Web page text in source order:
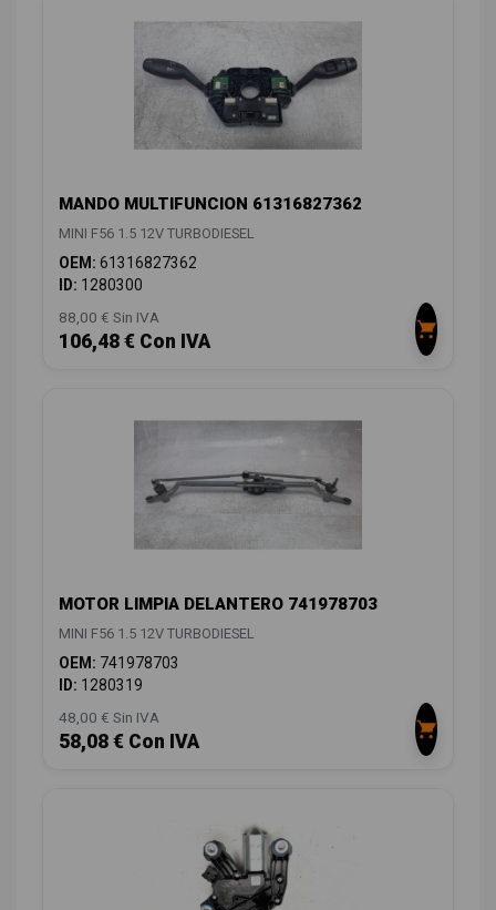
MANDO MULTIFUNCION 61316827362
MINI F56 1.5 12V TURBODIESEL
OEM: 61316827362
ID: 1280300
88,00 € Sin IVA
106,48 € Con IVA
MOTOR LIMPIA DELANTERO 741978703
MINI F56 1.5 12V TURBODIESEL
OEM: 741978703
ID: 1280319
48,00 € Sin IVA
58,08 € Con IVA